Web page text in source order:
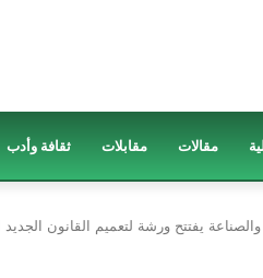
مقالات مقابلات ثقافة وأدب
يفتتح ورشة لتعميم القانون